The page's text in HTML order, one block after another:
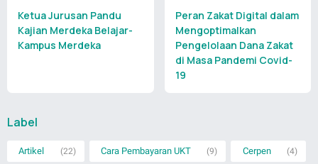
Ketua Jurusan Pandu
Kajian Merdeka Belajar-
Kampus Merdeka
Peran Zakat Digital dalam
Mengoptimalkan
Pengelolaan Dana Zakat
di Masa Pandemi Covid-
19
Label
Artikel (22) Cara Pembayaran UKT (9) Cerpen (4)